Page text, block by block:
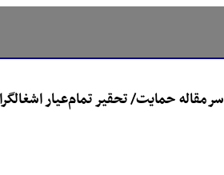
سرمقاله حمایت/ تحقیر تمام‌عیار